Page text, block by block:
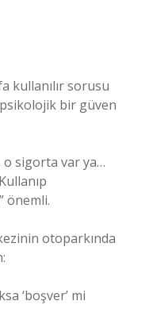
kullanılır sorusu
bir güven
o sigorta var ya…
önemli.
otoparkında
‘boşver’ mi